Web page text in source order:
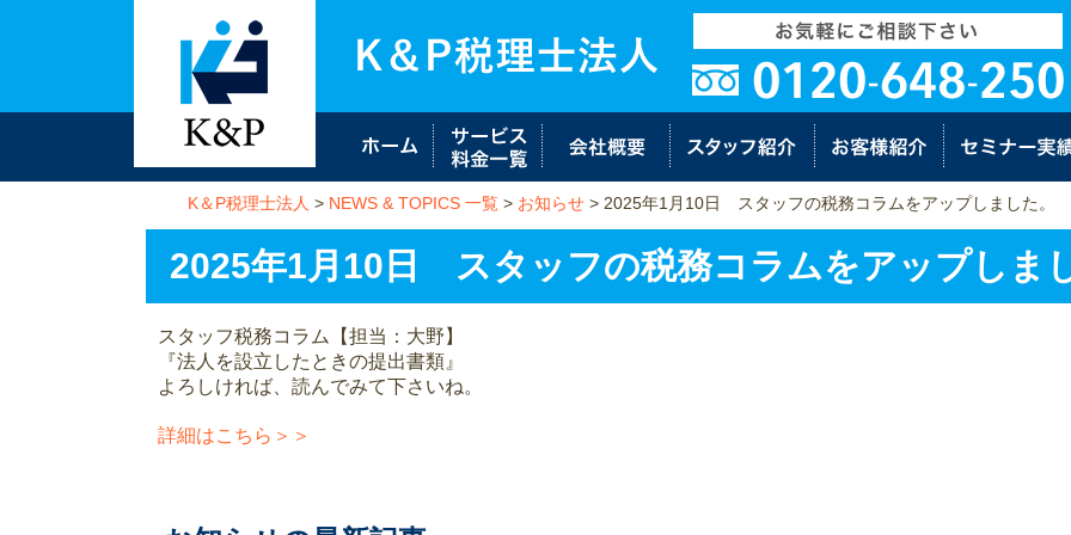
K＆P税理士法人 > NEWS & TOPICS 一覧 > お知らせ > 2025年1月10日 スタッフの税務コラムをアップしました。
2025年1月10日 スタッフの税務コラムをアップしま
スタッフ税務コラム【担当：大野】
『法人を設立したときの提出書類』
よろしければ、読んでみて下さいね。
詳細はこちら＞＞